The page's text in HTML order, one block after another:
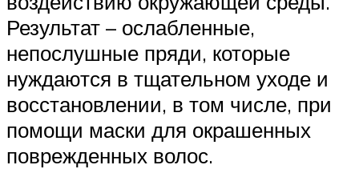
Результат – ослабленные,
непослушные пряди, которые
нуждаются в тщательном уходе и
восстановлении, в том числе, при
помощи маски для окрашенных
поврежденных волос.